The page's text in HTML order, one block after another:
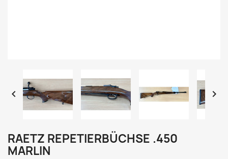
 
RAETZ REPETIERBÜCHSE .450
MARLIN